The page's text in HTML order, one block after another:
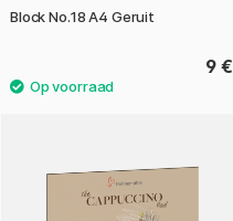
Block No.18 A4 Geruit
9 €